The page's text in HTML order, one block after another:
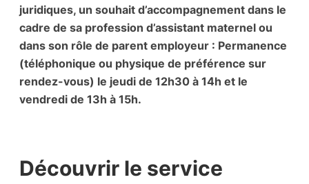
juridiques, un souhait d’accompagnement dans le
cadre de sa profession d’assistant maternel ou
dans son rôle de parent employeur : Permanence
(téléphonique ou physique de préférence sur
rendez-vous) le jeudi de 12h30 à 14h et le
vendredi de 13h à 15h.
Découvrir le service